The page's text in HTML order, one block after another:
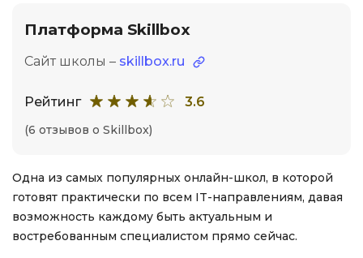
Платформа Skillbox
Сайт школы – skillbox.ru
Рейтинг 3.6
(6 отзывов о Skillbox)
Одна из самых популярных онлайн-школ, в которой
готовят практически по всем IT-направлениям, давая
возможность каждому быть актуальным и
востребованным специалистом прямо сейчас.